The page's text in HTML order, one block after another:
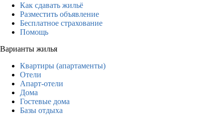
Как сдавать жильё
Разместить объявление
Бесплатное страхование
Помощь
Варианты жилья
Квартиры (апартаменты)
Отели
Апарт-отели
Дома
Гостевые дома
Базы отдыха